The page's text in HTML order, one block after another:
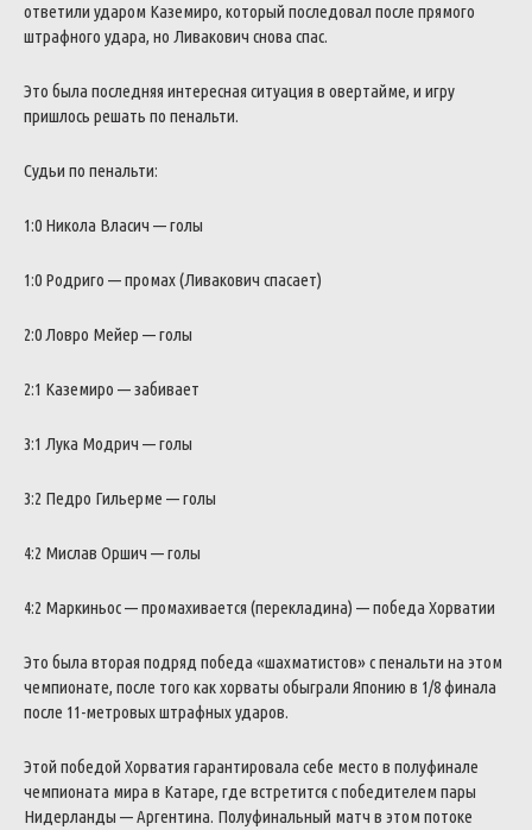
ответили ударом Каземиро, который последовал после прямого
штрафного удара, но Ливакович снова спас.
Это была последняя интересная ситуация в овертайме, и игру
пришлось решать по пенальти.
Судьи по пенальти:
1:0 Никола Власич — голы
1:0 Родриго — промах (Ливакович спасает)
2:0 Ловро Мейер — голы
2:1 Каземиро — забивает
3:1 Лука Модрич — голы
3:2 Педро Гильерме — голы
4:2 Мислав Оршич — голы
4:2 Маркиньос — промахивается (перекладина) — победа Хорватии
Это была вторая подряд победа «шахматистов» с пенальти на этом
чемпионате, после того как хорваты обыграли Японию в 1/8 финала
после 11-метровых штрафных ударов.
Этой победой Хорватия гарантировала себе место в полуфинале
чемпионата мира в Катаре, где встретится с победителем пары
Нидерланды — Аргентина. Полуфинальный матч в этом потоке